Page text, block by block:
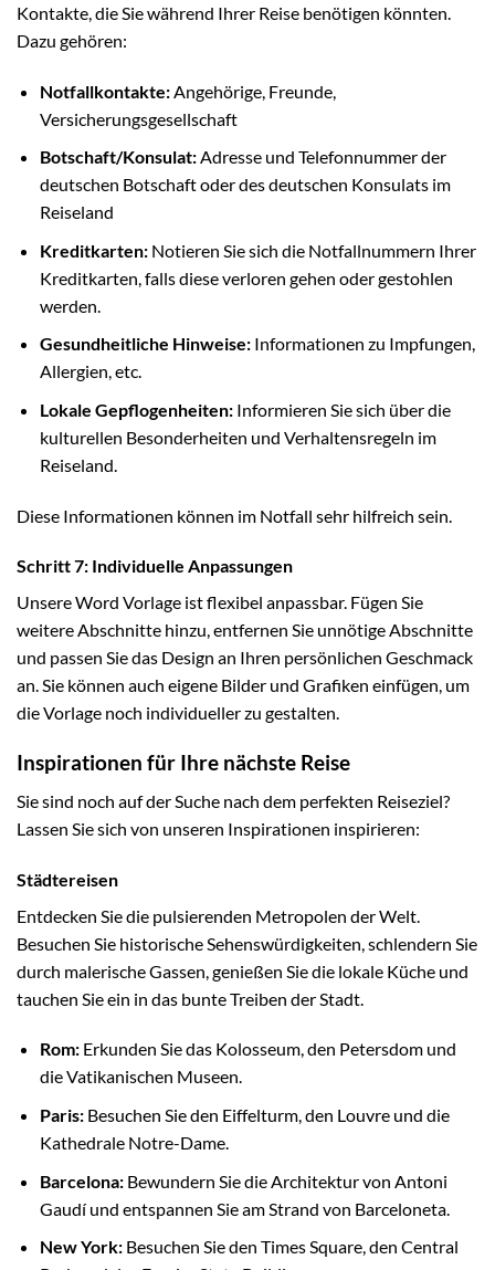
Kontakte, die Sie während Ihrer Reise benötigen könnten.
Dazu gehören:
Notfallkontakte:Angehörige, Freunde,
Versicherungsgesellschaft
Botschaft/Konsulat:Adresse und Telefonnummer der
deutschen Botschaft oder des deutschen Konsulats im
Reiseland
Kreditkarten:Notieren Sie sich die Notfallnummern Ihrer
Kreditkarten, falls diese verloren gehen oder gestohlen
werden.
Gesundheitliche Hinweise:Informationen zu Impfungen,
Allergien, etc.
Lokale Gepflogenheiten:Informieren Sie sich über die
kulturellen Besonderheiten und Verhaltensregeln im
Reiseland.
Diese Informationen können im Notfall sehr hilfreich sein.
Schritt 7: Individuelle Anpassungen
Unsere Word Vorlage ist flexibel anpassbar. Fügen Sie
weitere Abschnitte hinzu, entfernen Sie unnötige Abschnitte
und passen Sie das Design an Ihren persönlichen Geschmack
an. Sie können auch eigene Bilder und Grafiken einfügen, um
die Vorlage noch individueller zu gestalten.
Inspirationen für Ihre nächste Reise
Sie sind noch auf der Suche nach dem perfekten Reiseziel?
Lassen Sie sich von unseren Inspirationen inspirieren:
Städtereisen
Entdecken Sie die pulsierenden Metropolen der Welt.
Besuchen Sie historische Sehenswürdigkeiten, schlendern Sie
durch malerische Gassen, genießen Sie die lokale Küche und
tauchen Sie ein in das bunte Treiben der Stadt.
Rom:Erkunden Sie das Kolosseum, den Petersdom und
die Vatikanischen Museen.
Paris:Besuchen Sie den Eiffelturm, den Louvre und die
Kathedrale Notre-Dame.
Barcelona:Bewundern Sie die Architektur von Antoni
Gaudí und entspannen Sie am Strand von Barceloneta.
New York:Besuchen Sie den Times Square, den Central